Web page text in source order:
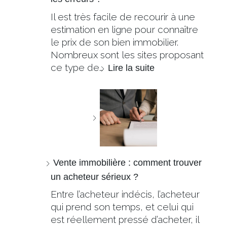
Il est très facile de recourir à une
estimation en ligne pour connaître
le prix de son bien immobilier.
Nombreux sont les sites proposant
ce type de… Lire la suite
Vente immobilière : comment trouver
un acheteur sérieux ?
Entre l’acheteur indécis, l’acheteur
qui prend son temps, et celui qui
est réellement pressé d’acheter, il